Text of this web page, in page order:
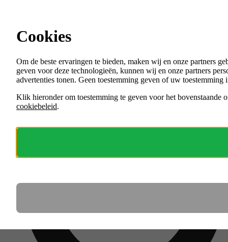
Menu
VACATURES
ORGANISATIES
Cookies
Om de beste ervaringen te bieden, maken wij en onze partners
geven voor deze technologieën, kunnen wij en onze partners
advertenties tonen. Geen toestemming geven of uw
Klik hieronder om toestemming te geven voor het bovenstaande
cookiebeleid.